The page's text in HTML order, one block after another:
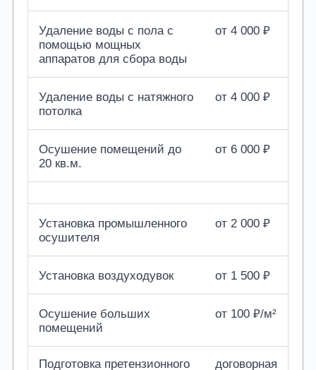
Удаление воды с пола с
помощью мощных
аппаратов для сбора воды
от 4 000 ₽
Удаление воды с натяжного
потолка
от 4 000 ₽
Осушение помещений до
20 кв.м.
от 6 000 ₽
Установка промышленного
осушителя
от 2 000 ₽
Установка воздуходувок от 1 500 ₽
Осушение больших
помещений
от 100 ₽/м²
Подготовка претензионного договорная